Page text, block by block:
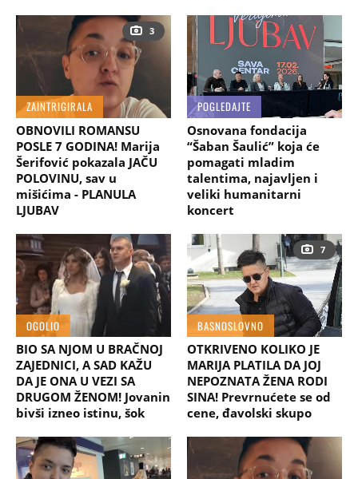
3
ZAINTRIGIRALA
OBNOVILI ROMANSU
POSLE 7 GODINA! Marija
Šerifović pokazala JAČU
POLOVINU, sav u
mišićima - PLANULA
LJUBAV
POGLEDAJTE
Osnovana fondacija
“Šaban Šaulić” koja će
pomagati mladim
talentima, najavljen i
veliki humanitarni
koncert
OGOLIO
BIO SA NJOM U BRAČNOJ
ZAJEDNICI, A SAD KAŽU
DA JE ONA U VEZI SA
DRUGOM ŽENOM! Jovanin
bivši izneo istinu, šok
7
BASNOSLOVNO
OTKRIVENO KOLIKO JE
MARIJA PLATILA DA JOJ
NEPOZNATA ŽENA RODI
SINA! Prevrnućete se od
cene, đavolski skupo